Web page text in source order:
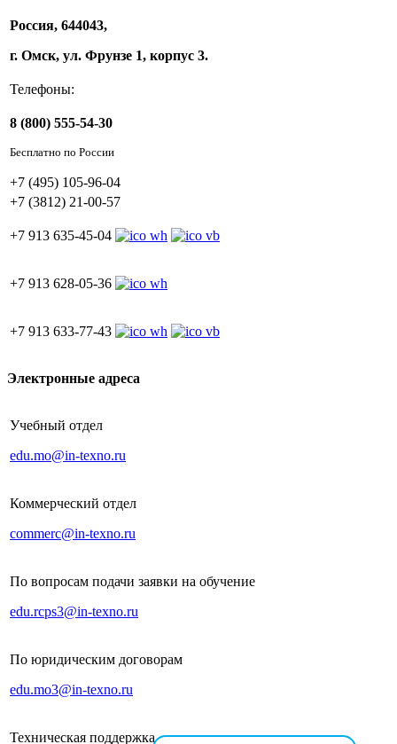
Россия, 644043,
г. Омск, ул. Фрунзе 1, корпус 3.
Телефоны:
8 (800) 555-54-30
Бесплатно по России
+7 (495) 105-96-04
+7 (3812) 21-00-57
+7 913 635-45-04
+7 913 628-05-36
+7 913 633-77-43
Электронные адреса
Учебный отдел
edu.mo@in-texno.ru
Коммерческий отдел
commerc@in-texno.ru
По вопросам подачи заявки на обучение
edu.rcps3@in-texno.ru
По юридическим договорам
edu.mo3@in-texno.ru
Техническая поддержка